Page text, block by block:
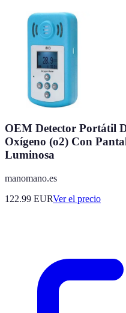
OEM Detector Portátil
Oxígeno (o2) Con
Luminosa
manomano.es
122.99 EURVer el precio